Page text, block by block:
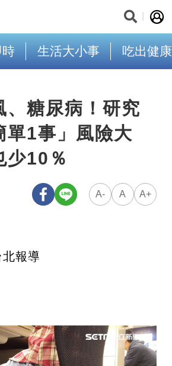
生活大小事 吃出健康
、糖尿病！研究
單1事」風險大
10％
A- A A+
報導